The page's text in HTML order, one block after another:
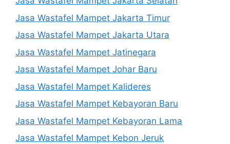
Jasa Wastafel Mampet Jakarta Timur
Jasa Wastafel Mampet Jakarta Utara
Jasa Wastafel Mampet Jatinegara
Jasa Wastafel Mampet Johar Baru
Jasa Wastafel Mampet Kalideres
Jasa Wastafel Mampet Kebayoran Baru
Jasa Wastafel Mampet Kebayoran Lama
Jasa Wastafel Mampet Kebon Jeruk